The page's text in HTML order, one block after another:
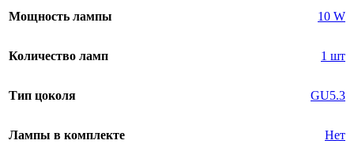
Мощность лампы 10 W
Количество ламп 1 шт
Тип цоколя GU5.3
Лампы в комплекте Нет